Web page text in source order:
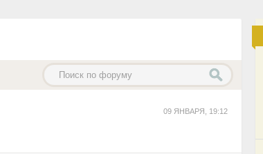
09 ЯНВАРЯ, 19:12